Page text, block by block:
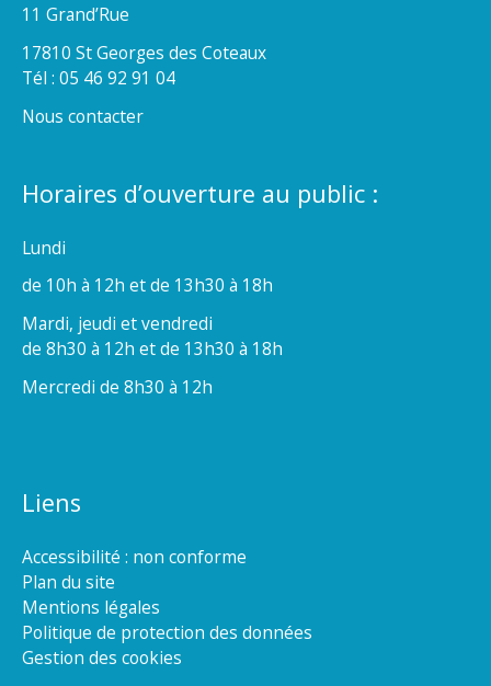
11 Grand’Rue
17810 St Georges des Coteaux
Tél : 05 46 92 91 04
Nous contacter
Horaires d’ouverture au public :
Lundi
de 10h à 12h et de 13h30 à 18h
Mardi, jeudi et vendredi
de 8h30 à 12h et de 13h30 à 18h
Mercredi de 8h30 à 12h
Liens
Accessibilité : non conforme
Plan du site
Mentions légales
Politique de protection des données
Gestion des cookies